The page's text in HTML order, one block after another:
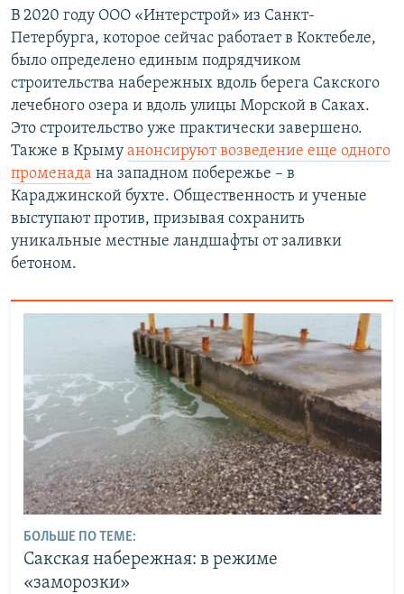
д
ы
д
у
щ
и
й
с
л
а
й
д
д
у
ю
щ
и
й
с
л
а
й
д
В 2020 году ООО «Интерстрой» из Санкт-
Петербурга, которое сейчас работает в Коктебеле,
было определено единым подрядчиком
строительства набережных вдоль берега Сакского
лечебного озера и вдоль улицы Морской в Саках.
Это строительство уже практически завершено.
Также в Крыму анонсируют возведение еще одного
променада на западном побережье – в
Караджинской бухте. Общественность и ученые
выступают против, призывая сохранить
уникальные местные ландшафты от заливки
бетоном.
БОЛЬШЕ ПО ТЕМЕ:
Сакская набережная: в режиме
«заморозки»